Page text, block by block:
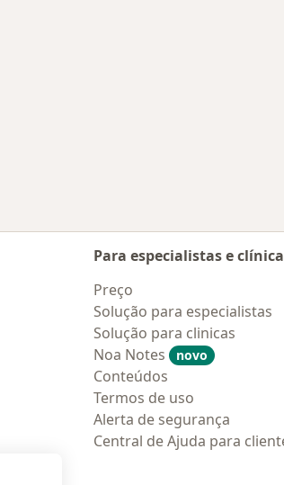
Para especialistas e
Preço
Solução para especialistas
Solução para clinicas
Noa Notes
novo
Conteúdos
Termos de uso
Alerta de segurança
Central de Ajuda para